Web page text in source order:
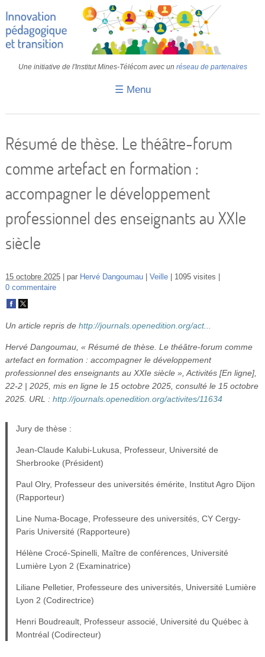
Une initiative de l'Institut Mines-Télécom avec un réseau de partenaires
☰ Menu
IA
IMT
Vidéos
Se connecter
Résumé de thèse. Le théâtre-forum
comme artefact en formation :
accompagner le développement
professionnel des enseignants au XXIe
siècle
15 octobre 2025 par Hervé Dangoumau Veille
1095 visites
0 commentaire
Un article repris de http://journals.openedition.org/act...
Hervé Dangoumau, « Résumé de thèse. Le théâtre-forum comme
artefact en formation : accompagner le développement
professionnel des enseignants au XXIe siècle », Activités [En ligne],
22-2 | 2025, mis en ligne le 15 octobre 2025, consulté le 15 octobre
2025. URL : http://journals.openedition.org/activites/11634
Jury de thèse :
Jean-Claude Kalubi-Lukusa, Professeur, Université de
Sherbrooke (Président)
Paul Olry, Professeur des universités émérite, Institut Agro Dijon
(Rapporteur)
Line Numa-Bocage, Professeure des universités, CY Cergy-
Paris Université (Rapporteure)
Hélène Crocé-Spinelli, Maître de conférences, Université
Lumière Lyon 2 (Examinatrice)
Liliane Pelletier, Professeure des universités, Université Lumière
Lyon 2 (Codirectrice)
Henri Boudreault, Professeur associé, Université du Québec à
Montréal (Codirecteur)